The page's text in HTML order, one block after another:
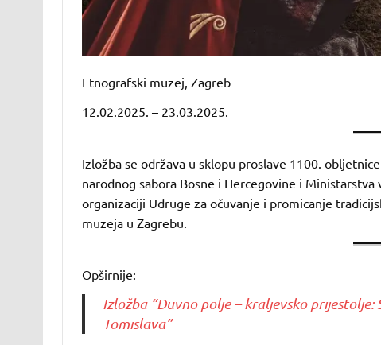
Etnografski muzej, Zagreb
12.02.2025. – 23.03.2025.
Izložba se održava u sklopu proslave 1100.
narodnog sabora Bosne i Hercegovine i
organizaciji Udruge za očuvanje i promicanje
muzeja u Zagrebu.
Opširnije:
Izložba “Duvno polje – kraljevsko
Tomislava”